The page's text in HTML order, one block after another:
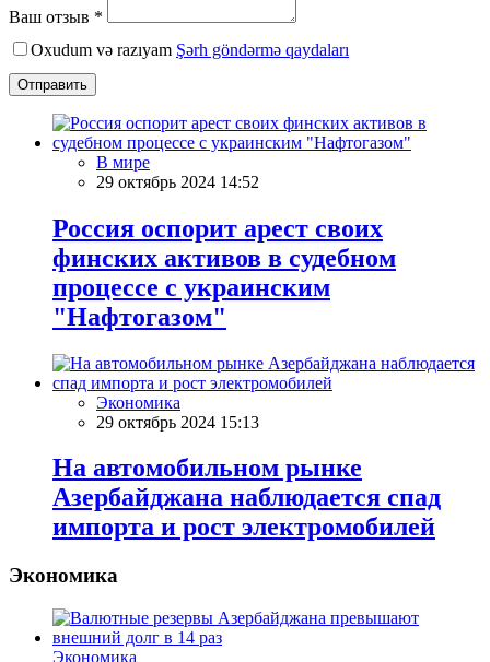
Ваш отзыв *
Oxudum və razıyam Şərh göndərmə qaydaları
Отправить
В мире
29 октябрь 2024 14:52
Россия оспорит арест своих
финских активов в судебном
процессе с украинским
"Нафтогазом"
Экономика
29 октябрь 2024 15:13
На автомобильном рынке
Азербайджана наблюдается спад
импорта и рост электромобилей
Экономика
Экономика